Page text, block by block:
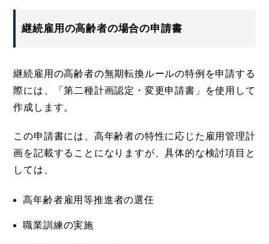
継続雇用の高齢者の場合の申請書
継続雇用の高齢者の無期転換ルールの特例を申請する
際には、「第二種計画認定・変更申請書」を使用して
作成します。
この申請書には、高年齢者の特性に応じた雇用管理計
画を記載することになりますが、具体的な検討項目と
しては、
高年齢者雇用等推進者の選任
職業訓練の実施